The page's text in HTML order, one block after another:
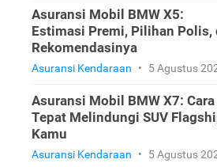
Asuransi Mobil BMW X5:
Estimasi Premi, Pilihan Polis,
Rekomendasinya
Asuransi Kendaraan • 5 Agustus
Asuransi Mobil BMW X7: Cara
Tepat Melindungi SUV
Kamu
Asuransi Kendaraan • 5 Agustus